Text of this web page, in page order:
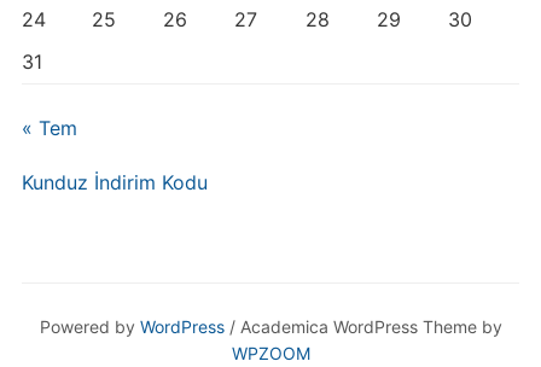
24
25 26 27 28 29
30
31
« Tem
Kunduz İndirim Kodu
Powered by WordPress/ Academica WordPress Theme by
WPZOOM